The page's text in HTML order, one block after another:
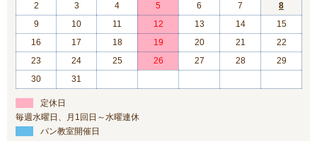
2
3 4 5 6 7
8
9
10 11 12 13 14
15
16
17 18 19 20 21
22
23
24 25 26 27 28
29
30
31
定休日
毎週水曜日、月1回日～水曜連休
パン教室開催日